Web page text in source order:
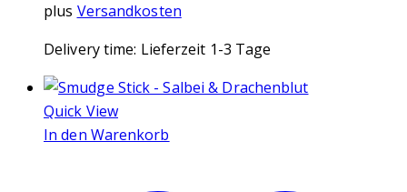
plus Versandkosten
Delivery time: Lieferzeit 1-3 Tage
Quick View
In den Warenkorb